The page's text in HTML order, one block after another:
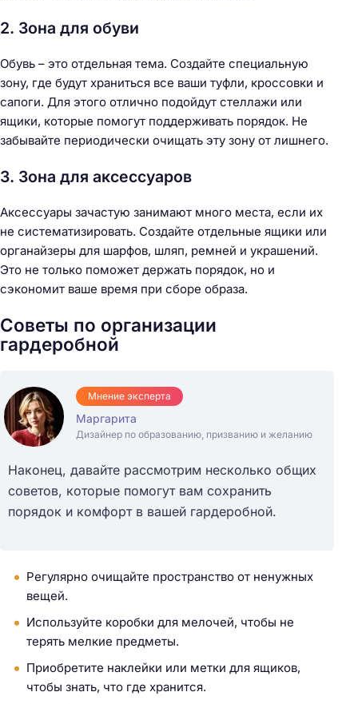
2. Зона для обуви
Обувь – это отдельная тема. Создайте специальную
зону, где будут храниться все ваши туфли, кроссовки и
сапоги. Для этого отлично подойдут стеллажи или
ящики, которые помогут поддерживать порядок. Не
забывайте периодически очищать эту зону от лишнего.
3. Зона для аксессуаров
Аксессуары зачастую занимают много места, если их
не систематизировать. Создайте отдельные ящики или
органайзеры для шарфов, шляп, ремней и украшений.
Это не только поможет держать порядок, но и
сэкономит ваше время при сборе образа.
Советы по организации
гардеробной
Мнение эксперта
Маргарита
Дизайнер по образованию, призванию и желанию
Наконец, давайте рассмотрим несколько общих
советов, которые помогут вам сохранить
порядок и комфорт в вашей гардеробной.
Регулярно очищайте пространство от ненужных
вещей.
Используйте коробки для мелочей, чтобы не
терять мелкие предметы.
Приобретите наклейки или метки для ящиков,
чтобы знать, что где хранится.
Н
а